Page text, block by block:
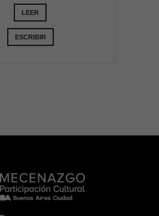
LEER
ESCRIBIR